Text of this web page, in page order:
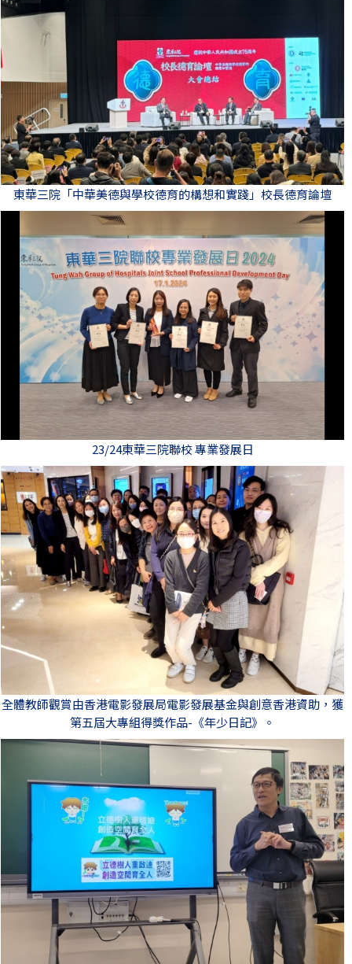
東華三院「中華美德與學校德育的構想和實踐」校長德育論壇
23/24東華三院聯校 專業發展日
全體教師觀賞由香港電影發展局電影發展基金與創意香港資助，獲
第五屆大專組得獎作品-《年少日記》。